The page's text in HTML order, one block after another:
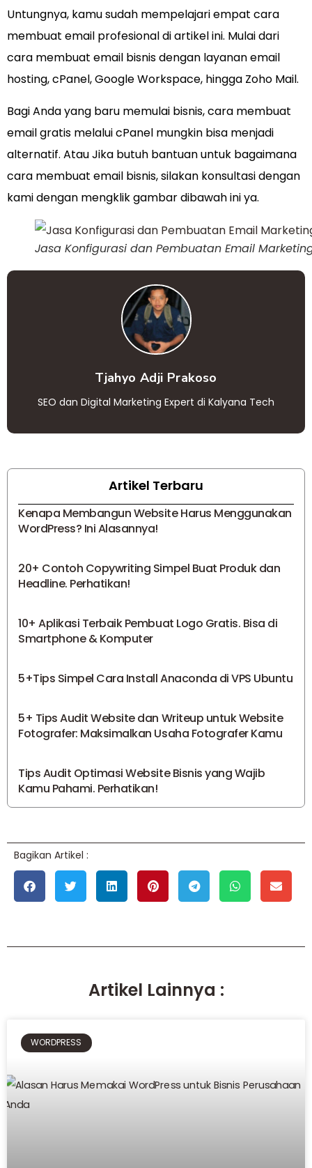
Untungnya, kamu sudah mempelajari empat cara
membuat email profesional di artikel ini. Mulai dari
cara membuat email bisnis dengan layanan email
hosting, cPanel, Google Workspace, hingga Zoho Mail.
Bagi Anda yang baru memulai bisnis, cara membuat
email gratis melalui cPanel mungkin bisa menjadi
alternatif. Atau Jika butuh bantuan untuk bagaimana
cara membuat email bisnis, silakan konsultasi dengan
kami dengan mengklik gambar dibawah ini ya.
Jasa Konfigurasi dan Pembuatan Email
Tjahyo Adji Prakoso
SEO dan Digital Marketing Expert di Kalyana Tech
Artikel Terbaru
Kenapa Membangun Website Harus Menggunakan
WordPress? Ini Alasannya!
20+ Contoh Copywriting Simpel Buat Produk dan
Headline. Perhatikan!
10+ Aplikasi Terbaik Pembuat Logo Gratis. Bisa di
Smartphone & Komputer
5+Tips Simpel Cara Install Anaconda di VPS Ubuntu
5+ Tips Audit Website dan Writeup untuk Website
Fotografer: Maksimalkan Usaha Fotografer Kamu
Tips Audit Optimasi Website Bisnis yang Wajib
Kamu Pahami. Perhatikan!
Bagikan Artikel :
Artikel Lainnya :
WORDPRESS